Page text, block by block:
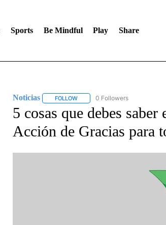
Sports Be Mindful Play Share
Noticias FOLLOWFOLLOW "NOTICIAS" TO
0 Followers
5 cosas que debes
Acción de Gracias para